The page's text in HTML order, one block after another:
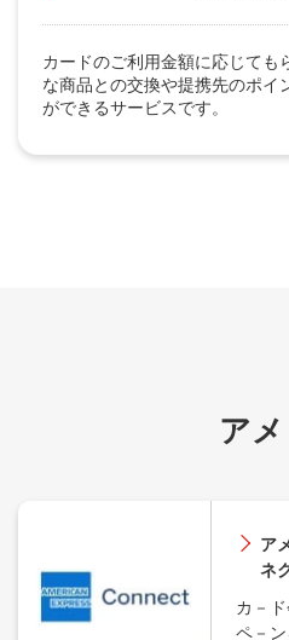
カードのご利用金額に応じても
な商品との交換や提携先のポイ
ができるサービスです。
ア
ア
ネ
カ－
ペ－